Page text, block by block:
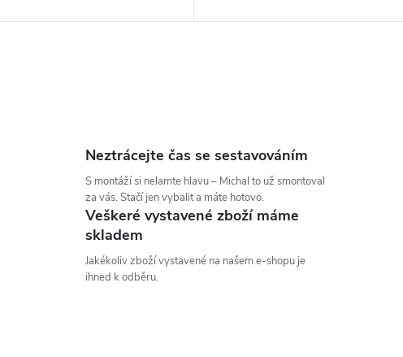
Neztrácejte čas se sestavováním
S montáží si nelamte hlavu – Michal to už smontoval
za vás. Stačí jen vybalit a máte hotovo.
Veškeré vystavené zboží máme
skladem
Jakékoliv zboží vystavené na našem e-shopu je
ihned k odběru.